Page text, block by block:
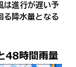
は進行が遅い予
る降水量となる